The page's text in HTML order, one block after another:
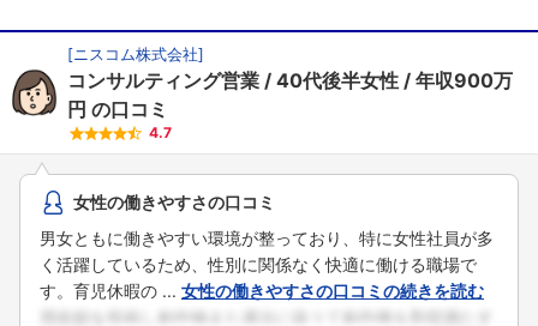
[ニスコム株式会社]
コンサルティング営業 40代後半女性
年収900万
円 の口コミ
4.7
女性の働きやすさの口コミ
男女ともに働きやすい環境が整っており、特に女性社員が多
く活躍しているため、性別に関係なく快適に働ける職場で
す。育児休暇の ... 女性の働きやすさの口コミの続きを読む